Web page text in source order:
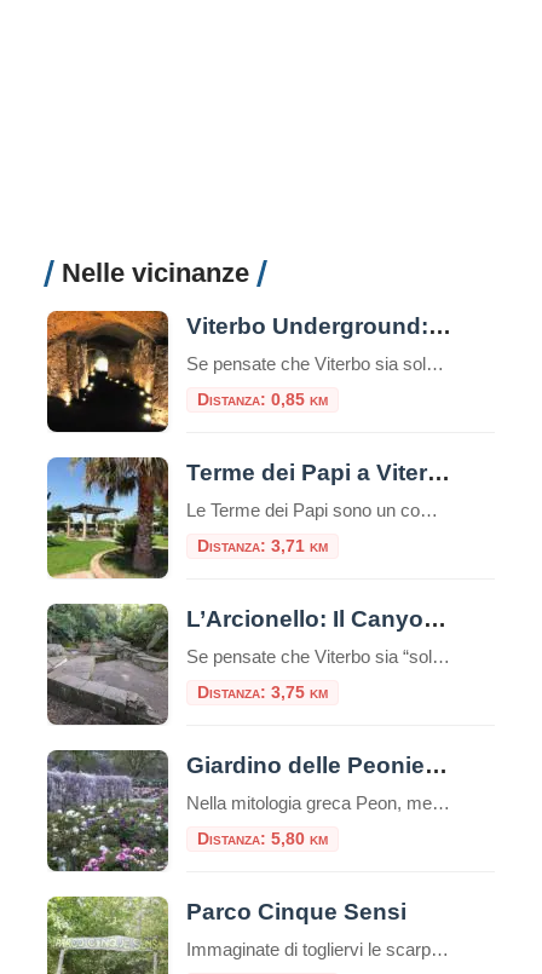
Nelle vicinanze
Viterbo Underground: alla scoperta di un mondo sotterraneo
Se pensate che Viterbo sia solo una città di piazze storiche, chiese medievali e terme curative, preparatevi a scoprire una faccia segreta della città: il suo sottosuolo, ricco di misteri, leggende e storia dimenticata. Viterbo, infatti, non è solo la “Città dei Papi” – ma è anche una delle città italiane che custodisce un labirinto […]
Distanza: 0,85 km
Terme dei Papi a Viterbo
Le Terme dei Papi sono un complesso termale situato nella città di Viterbo, nel Lazio.Queste terme sono conosciute per la loro storia antica e la reputazione di offrire benefici per la salute e il benessere. Storia e Origine delle Terme dei Papi Le Terme dei Papi hanno una lunga storia che risale all’epoca romana.Il nome […]
Distanza: 3,71 km
L’Arcionello: Il Canyon Segreto alle Porte di Viterbo
Se pensate che Viterbo sia “solo” il Palazzo dei Papi e le terme, preparatevi a una sorpresa. A pochi passi dalle mura medievali della città, un cuneo di verde selvaggio si insinua verso il cuore della Tuscia: è la Riserva Naturale Regionale della Valle dell’Arcionello. Per un turista, scoprire l’Arcionello è come trovare un passaggio […]
Distanza: 3,75 km
Giardino delle Peonie – Centro Botanico Moutan
Nella mitologia greca Peon, medico degli dei e allievo di Esculapio, curò Plutone da una ferita usando proprio radici di peonia. Il dio, per ringraziarlo, donò a Peon l’immortalità trasformandolo in un fiore: la peonia. Il Centro Botanico Moutan Il giardino del Centro Botanico Moutan è rinomato per la sua collezione di peonie di origine […]
Distanza: 5,80 km
Parco Cinque Sensi
Immaginate di togliervi le scarpe, abbandonare per qualche ora lo smartphone e immergervi completamente nella natura, riscoprendo il mondo attraverso il tatto, l’udito, l’olfatto, la vista e persino il gusto. Non è la descrizione di un sogno, ma l’esperienza reale che vi attende al Parco Cinque Sensi di Vitorchiano, un’oasi unica nel cuore della Tuscia […]